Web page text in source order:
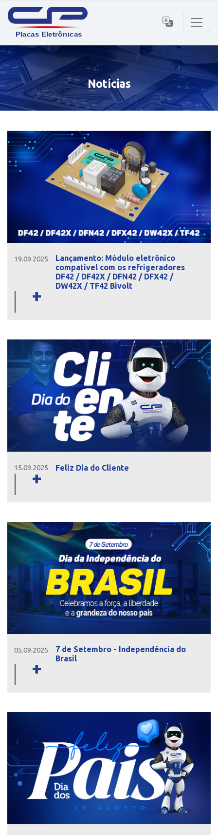
Notícias
19.09.2025
Lançamento: Módulo eletrônico
compatível com os refrigeradores
DF42 / DF42X / DFN42 / DFX42 /
DW42X / TF42 Bivolt
+
15.09.2025 Feliz Dia do Cliente
+
05.09.2025
7 de Setembro - Independência do
Brasil
+